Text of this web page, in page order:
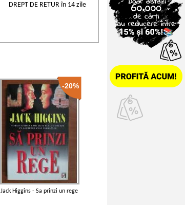
DREPT DE RETUR în 14 zile
-20%
Jack Higgins - Sa prinzi un rege